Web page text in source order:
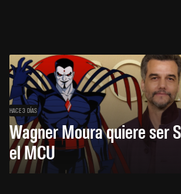
HACE 3 DÍAS
Wagner Moura quiere ser
el MCU